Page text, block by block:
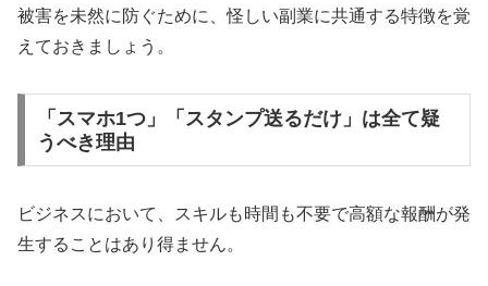
被害を未然に防ぐために、怪しい副業に共通する特徴を覚
えておきましょう。
「スマホ1つ」「スタンプ送るだけ」は全て疑
うべき理由
ビジネスにおいて、スキルも時間も不要で高額な報酬が発
生することはあり得ません。